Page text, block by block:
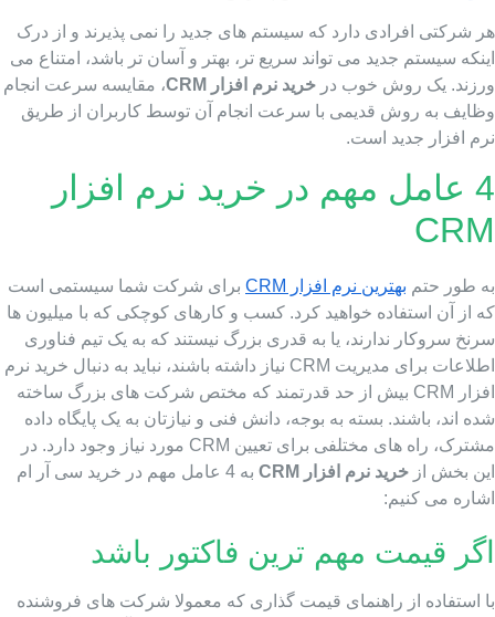
شرکتی افرادی دارد که سیستم های جدید را نمی پذیرند و از درک
سیستم جدید می تواند سریع تر، بهتر و آسان تر باشد، امتناع می
یک روش خوب در خرید نرم افزار CRM
، مقایسه سرعت انجام
به روش قدیمی با سرعت انجام آن توسط کاربران از طریق
افزار جدید است.
4 عامل مهم در خرید نرم افزار
طور حتم بهترین نرم افزار CRM
برای شرکت شما سیستمی است
از آن استفاده خواهید کرد. کسب و کارهای کوچکی که با میلیون ها
سروکار ندارند، یا به قدری بزرگ نیستند که به یک تیم فناوری
اطلاعات برای مدیریت CRM نیاز داشته باشند، نباید به دنبال خرید نرم
افزار CRM بیش از حد قدرتمند که مختص شرکت های بزرگ ساخته
اند، باشند. بسته به بوجه، دانش فنی و نیازتان به یک پایگاه داده
مشترک، راه های مختلفی برای تعیین CRM مورد نیاز وجود دارد. در
بخش از خرید نرم افزار CRM
به 4 عامل مهم در خرید سی آر ام
می کنیم:
قیمت مهم ترین فاکتور باشد
استفاده از راهنمای قیمت گذاری که معمولا شرکت های فروشنده